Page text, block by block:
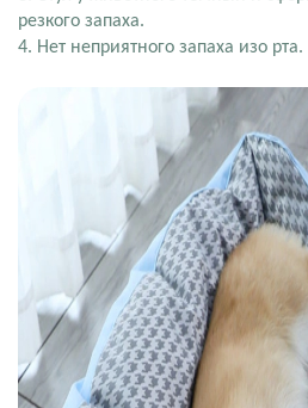
резкого запаха.
4. Нет неприятного запаха изо рта.